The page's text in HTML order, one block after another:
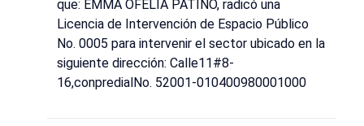
que: EMMA OFELIA PATIÑO, radicó una
Licencia de Intervención de Espacio Público
No. 0005 para intervenir el sector ubicado en la
siguiente dirección: Calle11#8-
16,conpredialNo. 52001-010400980001000